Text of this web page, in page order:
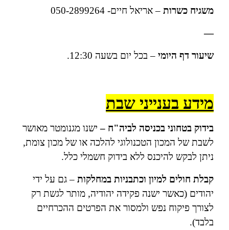
משגיח כשרות– אריאל חיים- 050-2899264
—
שיעור דף היומי– בכל יום בשעה 12:30.
מידע בענייני שבת
בידוק בטחוני בכניסה לביה"ח –ישנו מגנומטר מאושר
לשבת של המכון הטכנולוגי להלכה או של מכון צומת,
ניתן לבקש להיכנס ללא בידוק חשמלי כלל.
קבלת חולים למיון וכתבניות במחלקות– גם על ידי
יהודים (כאשר ישנה פקידה יהודיה, מותר לגשת רק
לצורך פיקוח נפש ולמסור את הפרטים ההכרחיים
בלבד).